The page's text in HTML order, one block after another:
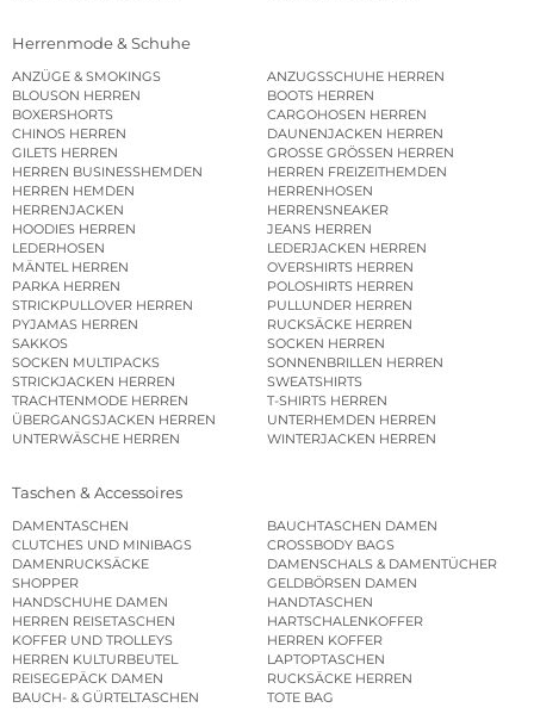
Herrenmode & Schuhe
ANZÜGE & SMOKINGS
ANZUGSSCHUHE HERREN
BLOUSON HERREN
BOOTS HERREN
BOXERSHORTS
CARGOHOSEN HERREN
CHINOS HERREN
DAUNENJACKEN HERREN
GILETS HERREN
GROSSE GRÖSSEN HERREN
HERREN BUSINESSHEMDEN
HERREN FREIZEITHEMDEN
HERREN HEMDEN
HERRENHOSEN
HERRENJACKEN
HERRENSNEAKER
HOODIES HERREN
JEANS HERREN
LEDERHOSEN
LEDERJACKEN HERREN
MÄNTEL HERREN
OVERSHIRTS HERREN
PARKA HERREN
POLOSHIRTS HERREN
STRICKPULLOVER HERREN
PULLUNDER HERREN
PYJAMAS HERREN
RUCKSÄCKE HERREN
SAKKOS
SOCKEN HERREN
SOCKEN MULTIPACKS
SONNENBRILLEN HERREN
STRICKJACKEN HERREN
SWEATSHIRTS
TRACHTENMODE HERREN
T-SHIRTS HERREN
ÜBERGANGSJACKEN HERREN
UNTERHEMDEN HERREN
UNTERWÄSCHE HERREN
WINTERJACKEN HERREN
Taschen & Accessoires
DAMENTASCHEN
BAUCHTASCHEN DAMEN
CLUTCHES UND MINIBAGS
CROSSBODY BAGS
DAMENRUCKSÄCKE
DAMENSCHALS & DAMENTÜCHER
SHOPPER
GELDBÖRSEN DAMEN
HANDSCHUHE DAMEN
HANDTASCHEN
HERREN REISETASCHEN
HARTSCHALENKOFFER
KOFFER UND TROLLEYS
HERREN KOFFER
HERREN KULTURBEUTEL
LAPTOPTASCHEN
REISEGEPÄCK DAMEN
RUCKSÄCKE HERREN
BAUCH- & GÜRTELTASCHEN
TOTE BAG